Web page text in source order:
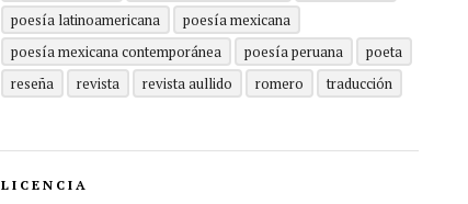
poesía latinoamericana
poesía mexicana
poesía mexicana contemporánea
poesía peruana
poeta
reseña
revista revista aullido romero traducción
LICENCIA